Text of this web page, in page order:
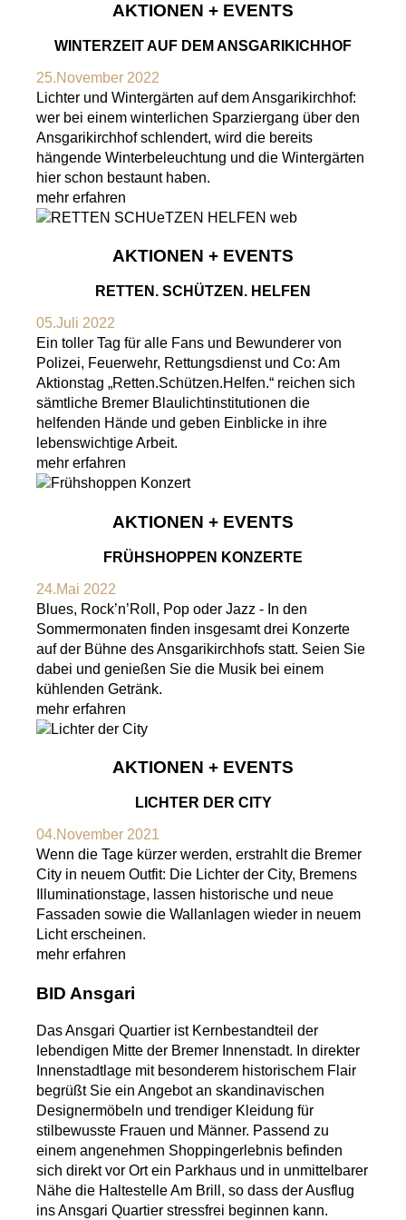
AKTIONEN + EVENTS
WINTERZEIT AUF DEM ANSGARIKICHHOF
25.November 2022
Lichter und Wintergärten auf dem Ansgarikirchhof:
wer bei einem winterlichen Sparziergang über den
Ansgarikirchhof schlendert, wird die bereits
hängende Winterbeleuchtung und die Wintergärten
hier schon bestaunt haben.
mehr erfahren
AKTIONEN + EVENTS
RETTEN. SCHÜTZEN. HELFEN
05.Juli 2022
Ein toller Tag für alle Fans und Bewunderer von
Polizei, Feuerwehr, Rettungsdienst und Co: Am
Aktionstag „Retten.Schützen.Helfen.“ reichen sich
sämtliche Bremer Blaulichtinstitutionen die
helfenden Hände und geben Einblicke in ihre
lebenswichtige Arbeit.
mehr erfahren
AKTIONEN + EVENTS
FRÜHSHOPPEN KONZERTE
24.Mai 2022
Blues, Rock’n’Roll, Pop oder Jazz - In den
Sommermonaten finden insgesamt drei Konzerte
auf der Bühne des Ansgarikirchhofs statt. Seien Sie
dabei und genießen Sie die Musik bei einem
kühlenden Getränk.
mehr erfahren
AKTIONEN + EVENTS
LICHTER DER CITY
04.November 2021
Wenn die Tage kürzer werden, erstrahlt die Bremer
City in neuem Outfit: Die Lichter der City, Bremens
Illuminationstage, lassen historische und neue
Fassaden sowie die Wallanlagen wieder in neuem
Licht erscheinen.
mehr erfahren
BID Ansgari
Das Ansgari Quartier ist Kernbestandteil der
lebendigen Mitte der Bremer Innenstadt. In direkter
Innenstadtlage mit besonderem historischem Flair
begrüßt Sie ein Angebot an skandinavischen
Designermöbeln und trendiger Kleidung für
stilbewusste Frauen und Männer. Passend zu
einem angenehmen Shoppingerlebnis befinden
sich direkt vor Ort ein Parkhaus und in unmittelbarer
Nähe die Haltestelle Am Brill, so dass der Ausflug
ins Ansgari Quartier stressfrei beginnen kann.